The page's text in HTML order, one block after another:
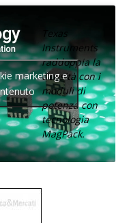
Texas
Instruments
raddoppia la
densità con i
moduli di
potenza con
tecnologia
MagPack.
marketing e